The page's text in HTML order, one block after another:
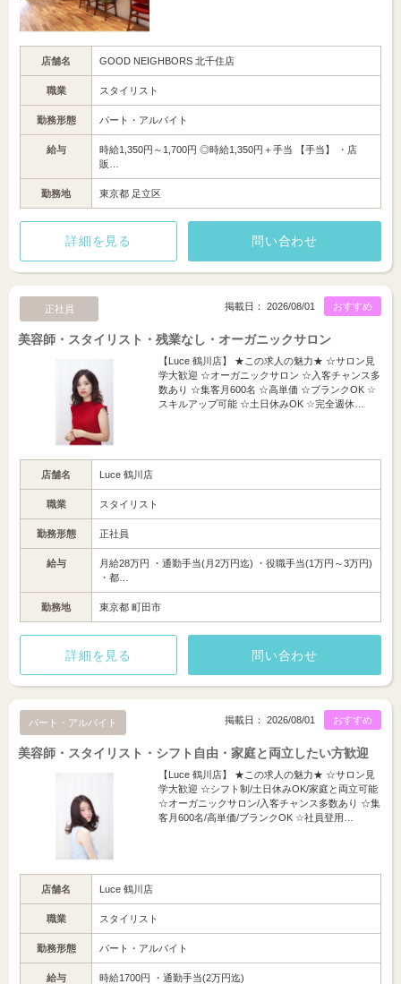
店舗名 GOOD NEIGHBORS 北千住店
職業 スタイリスト
勤務形態 パート・アルバイト
給与
時給1,350円～1,700円 ◎時給1,350円＋手当 【手当】 ・店
販…
勤務地 東京都 足立区
詳細を見る 問い合わせ
正社員 おすすめ
掲載日： 2026/08/01
美容師・スタイリスト・残業なし・オーガニックサロン
【Luce 鶴川店】 ★この求人の魅力★ ☆サロン見
学大歓迎 ☆オーガニックサロン ☆入客チャンス多
数あり ☆集客月600名 ☆高単価 ☆ブランクOK ☆
スキルアップ可能 ☆土日休みOK ☆完全週休…
店舗名 Luce 鶴川店
職業 スタイリスト
勤務形態 正社員
給与
月給28万円 ・通勤手当(月2万円迄) ・役職手当(1万円～3万円)
・都…
勤務地 東京都 町田市
詳細を見る 問い合わせ
パート・アルバイト おすすめ
掲載日： 2026/08/01
美容師・スタイリスト・シフト自由・家庭と両立したい方歓迎
【Luce 鶴川店】 ★この求人の魅力★ ☆サロン見
学大歓迎 ☆シフト制/土日休みOK/家庭と両立可能
☆オーガニックサロン/入客チャンス多数あり ☆集
客月600名/高単価/ブランクOK ☆社員登用…
店舗名 Luce 鶴川店
職業 スタイリスト
勤務形態 パート・アルバイト
給与 時給1700円 ・通勤手当(2万円迄)